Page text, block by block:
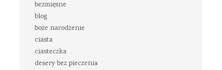
bezmięsne
blog
boże narodzenie
ciasta
ciasteczka
desery bez pieczenia